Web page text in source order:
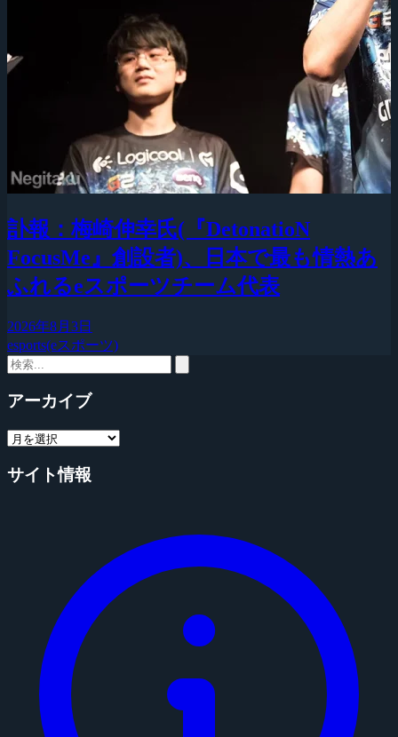
訃報：梅崎伸幸氏(『DetonatioN
FocusMe』創設者)、日本で最も情熱あ
ふれるeスポーツチーム代表
2026年8月3日
esports(eスポーツ)
アーカイブ
サイト情報